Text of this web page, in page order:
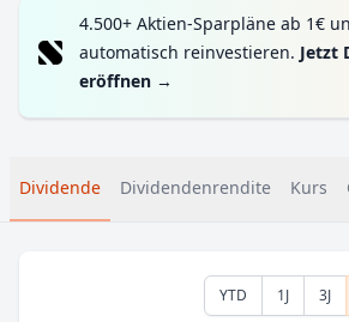
4.500+ Aktien-Sparpläne ab 1€
automatisch reinvestieren. Jetzt
eröffnen →
Dividende Dividendenrendite Kurs
YTD 1J 3J